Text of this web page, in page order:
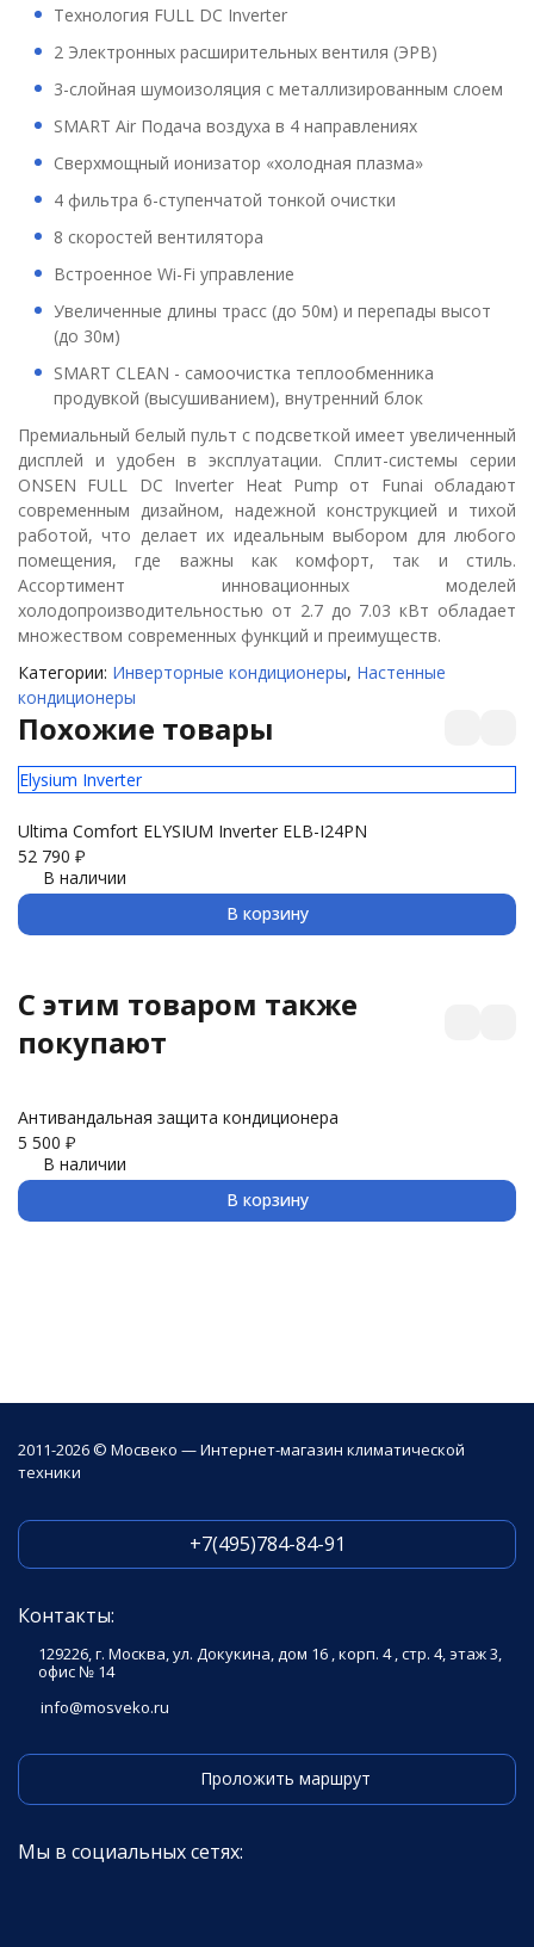
Технология FULL DC Inverter
2 Электронных расширительных вентиля (ЭРВ)
3-слойная шумоизоляция с металлизированным слоем
SMART Air Подача воздуха в 4 направлениях
Сверхмощный ионизатор «холодная плазма»
4 фильтра 6-ступенчатой тонкой очистки
8 скоростей вентилятора
Встроенное Wi-Fi управление
Увеличенные длины трасс (до 50м) и перепады высот
(до 30м)
SMART CLEAN - самоочистка теплообменника
продувкой (высушиванием), внутренний блок
Премиальный белый пульт с подсветкой имеет увеличенный
дисплей и удобен в эксплуатации. Сплит-системы серии
ONSEN FULL DC Inverter Heat Pump от Funai обладают
современным дизайном, надежной конструкцией и тихой
работой, что делает их идеальным выбором для любого
помещения, где важны как комфорт, так и стиль.
Ассортимент инновационных моделей
холодопроизводительностью от 2.7 до 7.03 кВт обладает
множеством современных функций и преимуществ.
Категории: Инверторные кондиционеры, Настенные
кондиционеры
Похожие товары
Elysium Inverter
Ultima Comfort ELYSIUM Inverter ELB-I24PN
52 790 ₽
В наличии
В корзину
C этим товаром также
покупают
Антивандальная защита кондиционера
5 500 ₽
В наличии
В корзину
2011-2026 © Мосвеко — Интернет-магазин климатической
техники
+7(495)784-84-91
Контакты:
129226, г. Москва, ул. Докукина, дом 16 , корп. 4 , стр. 4, этаж 3,
офис № 14
info@mosveko.ru
Проложить маршрут
Мы в социальных сетях: